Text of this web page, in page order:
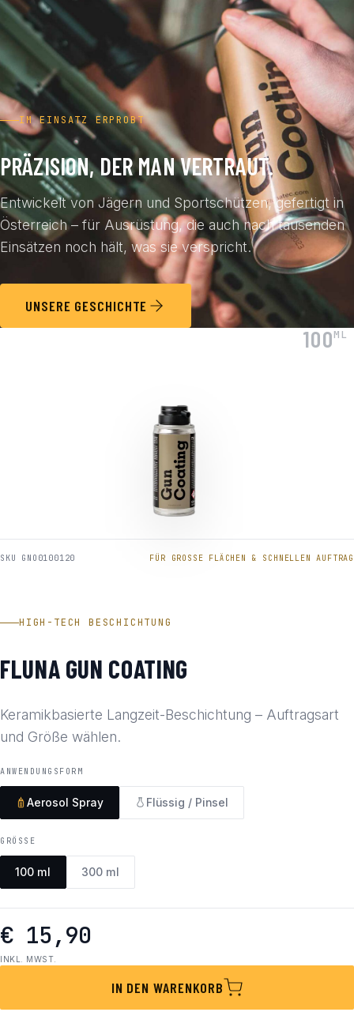
IM EINSATZ ERPROBT
PRÄZISION, DER MAN VERTRAUT.
Entwickelt von Jägern und Sportschützen, gefertigt in
Österreich – für Ausrüstung, die auch nach tausenden
Einsätzen noch hält, was sie verspricht.
UNSERE GESCHICHTE
100ML
SKU GNO0100120 FÜR GROSSE FLÄCHEN & SCHNELLEN AUFTRAG
HIGH-TECH BESCHICHTUNG
FLUNA GUN COATING
Keramikbasierte Langzeit-Beschichtung – Auftragsart
und Größe wählen.
ANWENDUNGSFORM
Aerosol Spray Flüssig / Pinsel
GRÖSSE
100 ml 300 ml
€ 15,90
INKL. MWST.
IN DEN WARENKORB